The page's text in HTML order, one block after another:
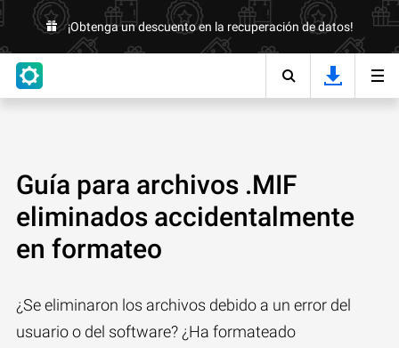
¡Obtenga un descuento en la recuperación de datos!
Guía para archivos .MIF
eliminados accidentalmente
en formateo
¿Se eliminaron los archivos debido a un error del
usuario o del software? ¿Ha formateado